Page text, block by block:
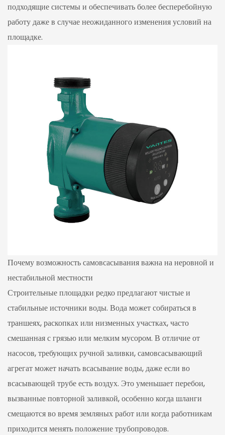
подходящие системы и обеспечивать более бесперебойную
работу даже в случае неожиданного изменения условий на
площадке.
Почему возможность самовсасывания важна на неровной и
нестабильной местности
Строительные площадки редко предлагают чистые и
стабильные источники воды. Вода может собираться в
траншеях, раскопках или низменных участках, часто
смешанная с грязью или мелким мусором. В отличие от
насосов, требующих ручной заливки, самовсасывающий
агрегат может начать всасывание воды, даже если во
всасывающей трубе есть воздух. Это уменьшает перебои,
вызванные повторной заливкой, особенно когда шланги
смещаются во время земляных работ или когда работникам
приходится менять положение трубопроводов.